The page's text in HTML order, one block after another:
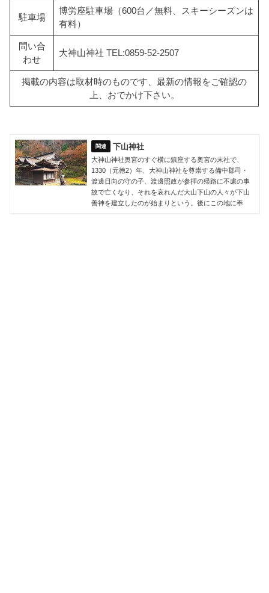
駐車場
博労座駐車場（600台／無料、スキーシーズンは
有料）
問い合
わせ
大神山神社 TEL:0859-52-2507
掲載の内容は取材時のものです、最新の情報をご確認の
上、おでかけ下さい。
下山神社
大神山神社奥宮のすぐ横に鎮座する奥宮の末社で、
1330（元徳2）年、大神山神社を尊崇する備中郡司・
渡邊日向の守の子、渡邊照政が参拝の帰路に不慮の事
故で亡くなり、それを哀れんだ大山下山の人々が下山
善神を建立したのが始まりという。後にこの地に奉